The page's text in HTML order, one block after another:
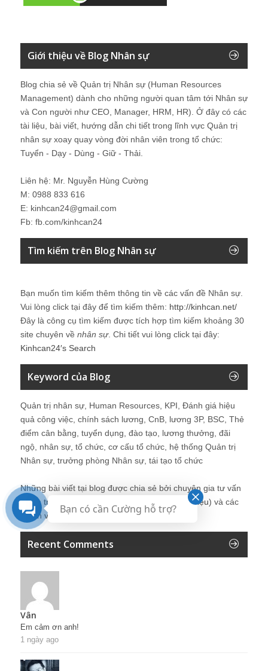
Giới thiệu về Blog Nhân sự
Blog chia sẻ về Quản trị Nhân sự (Human Resources
Management) dành cho những người quan tâm tới Nhân sự
và Con người như CEO, Manager, HRM, HR). Ở đây có các
tài liệu, bài viết, hướng dẫn chi tiết trong lĩnh vực Quản trị
nhân sự xoay quay vòng đời nhân viên trong tổ chức:
Tuyển - Dạy - Dùng - Giữ - Thải.
Liên hệ: Mr. Nguyễn Hùng Cường
M: 0988 833 616
E: kinhcan24@gmail.com
Fb: fb.com/kinhcan24
Tìm kiếm trên Blog Nhân sự
Bạn muốn tìm kiếm thêm thông tin về các vấn đề Nhân sự
Vui lòng click tại đây để tìm kiếm thêm: http://kinhcan.net/
Đây là công cụ tìm kiếm được tích hợp tìm kiếm khoảng 30
site chuyên về nhân sự. Chi tiết vui lòng click tại đây:
Kinhcan24′s Search
Keyword của Blog
Quản trị nhân sự, Human Resources, KPI, Đánh giá hiệu
quả công việc, chính sách lương, CnB, lương 3P, BSC, Thẻ
điểm cân bằng, tuyển dụng, đào tạo, lương thưởng, đãi
ngộ, nhân sự, tổ chức, cơ cấu tổ chức, hệ thống Quản trị
Nhân sự, trưởng phòng Nhân sự, tái tạo tổ chức
Những bài viết tại blog được chia sẻ bởi chuyên gia tư vấn
Quản trị Nhân sự Nguyễn Hùng Cường (
giới thiệu) và các
thành viên khác trong cộng đồng Nhân sự.
Recent Comments
Vân
Em cảm ơn anh!
1 ngày ago
Bạn có cần Cường hỗ trợ?